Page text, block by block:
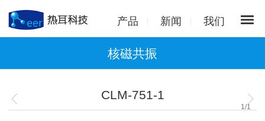
产品 新闻 我们
核磁共振
CLM-751-1
1 /1